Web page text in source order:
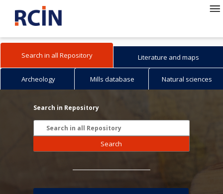
Search in all Repository Literature and maps
Archeology Mills database Natural sciences
Search in Repository
Search